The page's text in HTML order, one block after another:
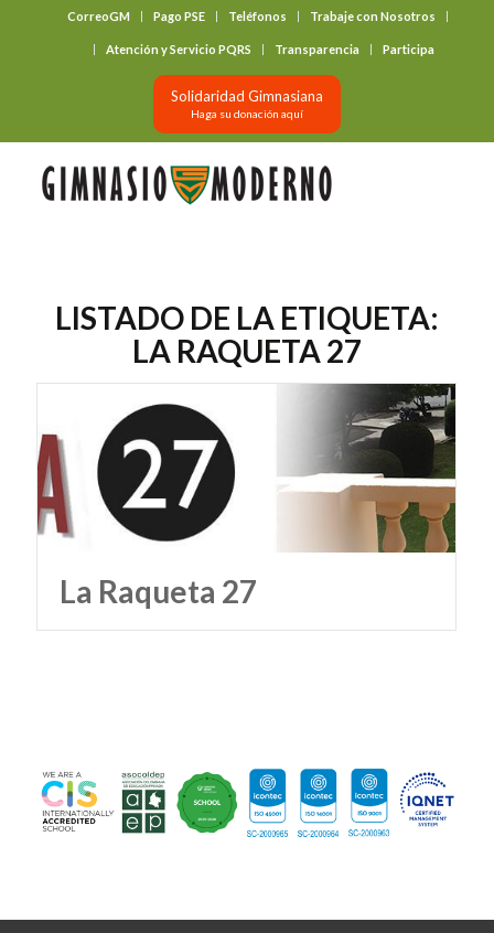
CorreoGM Pago PSE Teléfonos Trabaje con Nosotros
Atención y Servicio PQRS Transparencia Participa
Solidaridad Gimnasiana
Haga su donación aquí
LISTADO DE LA ETIQUETA:
LA RAQUETA 27
La Raqueta 27